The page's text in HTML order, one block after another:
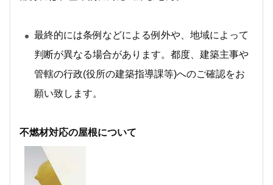
最終的には条例などによる例外や、地域によって
判断が異なる場合があります。都度、建築主事や
管轄の行政(役所の建築指導課等)へのご確認をお
願い致します。
不燃材対応の屋根について